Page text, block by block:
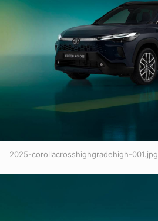
2025-corollacrosshighgradehigh-001.jpg